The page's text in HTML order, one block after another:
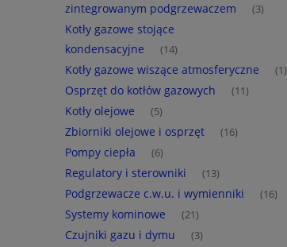
zintegrowanym podgrzewaczem
(3)
Kotły gazowe stojące
kondensacyjne
(14)
Kotły gazowe wiszące atmosferyczne (1)
Osprzęt do kotłów gazowych (11)
Kotły olejowe (5)
Zbiorniki olejowe i osprzęt (16)
Pompy ciepła (6)
Regulatory i sterowniki (13)
Podgrzewacze c.w.u. i wymienniki (16)
Systemy kominowe (21)
Czujniki gazu i dymu (3)